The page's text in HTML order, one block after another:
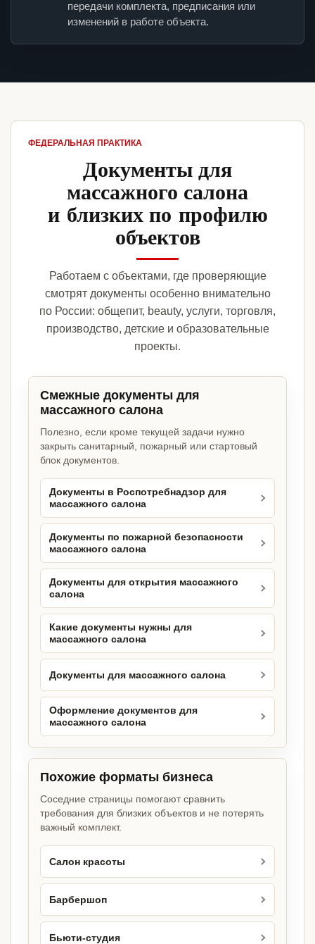
передачи комплекта, предписания или
изменений в работе объекта.
ФЕДЕРАЛЬНАЯ ПРАКТИКА
Документы для
массажного салона
и близких по профилю
объектов
Работаем с объектами, где проверяющие
смотрят документы особенно внимательно
по России: общепит, beauty, услуги, торговля,
производство, детские и образовательные
проекты.
Смежные документы для
массажного салона
Полезно, если кроме текущей задачи нужно
закрыть санитарный, пожарный или стартовый
блок документов.
Документы в Роспотребнадзор для
массажного салона
Документы по пожарной безопасности
массажного салона
Документы для открытия массажного
салона
Какие документы нужны для
массажного салона
Документы для массажного салона
Оформление документов для
массажного салона
Похожие форматы бизнеса
Соседние страницы помогают сравнить
требования для близких объектов и не потерять
важный комплект.
Салон красоты
Барбершоп
Бьюти-студия